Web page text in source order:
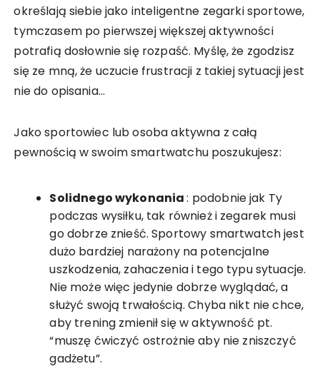
określają siebie jako inteligentne zegarki sportowe,
tymczasem po pierwszej większej aktywności
potrafią dosłownie się rozpaść. Myślę, że zgodzisz
się ze mną, że uczucie frustracji z takiej sytuacji jest
nie do opisania…
Jako sportowiec lub osoba aktywna z całą
pewnością w swoim smartwatchu poszukujesz:
Solidnego wykonania: podobnie jak Ty
podczas wysiłku, tak również i zegarek musi
go dobrze znieść. Sportowy smartwatch jest
dużo bardziej narażony na potencjalne
uszkodzenia, zahaczenia i tego typu sytuacje.
Nie może więc jedynie dobrze wyglądać, a
służyć swoją trwałością. Chyba nikt nie chce,
aby trening zmienił się w aktywność pt.
“muszę ćwiczyć ostrożnie aby nie zniszczyć
gadżetu”.